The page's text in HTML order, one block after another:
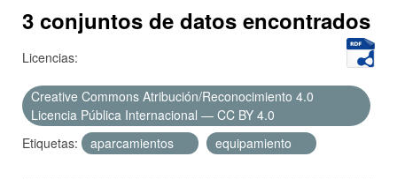
Acerca de
3 conjuntos de datos encontrados
Licencias:
Creative Commons Atribución/Reconocimiento 4.0
Licencia Pública Internacional — CC BY 4.0
Etiquetas:
aparcamientos equipamiento